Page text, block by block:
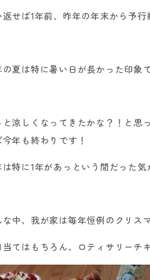
返せば1年前、昨年の年末から予
の夏は特に暑い日が長かった印象
と涼しくなってきたかな？！と思
今年も終わりです！
特に1年があっという間だった気
な中、我が家は毎年恒例のクリス
当てはもちろん、ロティサリーチ